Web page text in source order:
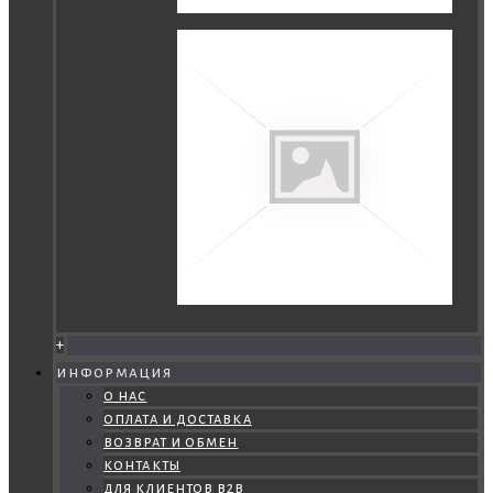
+
информация
о нас
оплата и доставка
возврат и обмен
контакты
для клиентов b2b